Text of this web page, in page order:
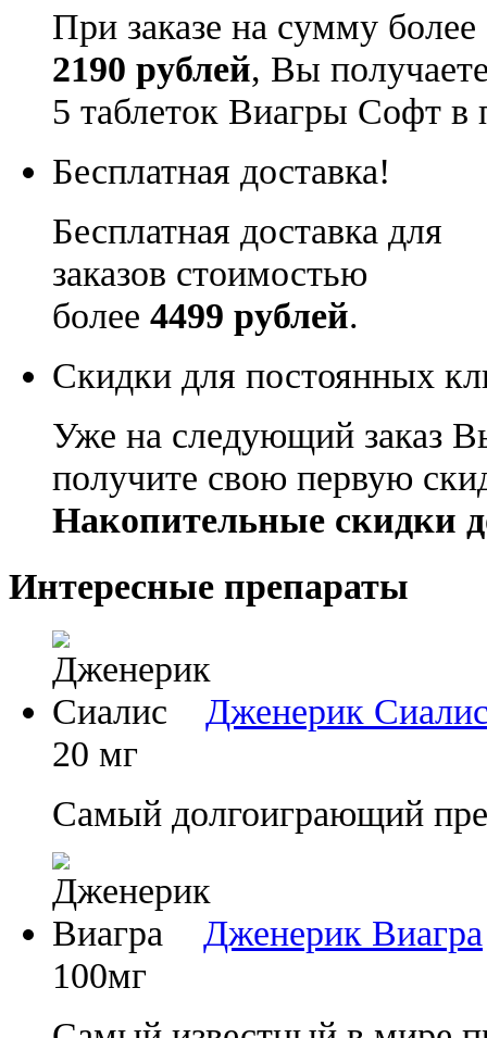
При заказе на сумму более
2190 рублей, Вы
5 таблеток Виагры Софт в
Бесплатная доставка!
Бесплатная доставка для
заказов стоимостью
более 4499 рублей.
Скидки для постоянных
Уже на следующий заказ
получите свою первую
Накопительные скидки
Интересные препараты
Дженерик
20 мг
Самый долгоиграющий
Дженерик Виагра
100мг